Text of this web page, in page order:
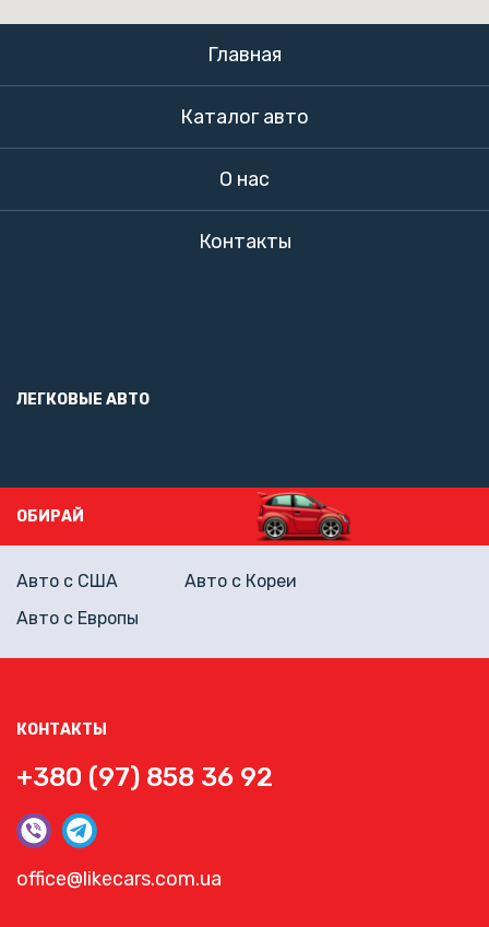
Главная
Каталог авто
О нас
Контакты
ЛЕГКОВЫЕ АВТО
КОНТАКТЫ
+380 (97) 858 36 92
office@likecars.com.ua
ОБИРАЙ
Авто с США
Авто с Кореи
Авто с Европы